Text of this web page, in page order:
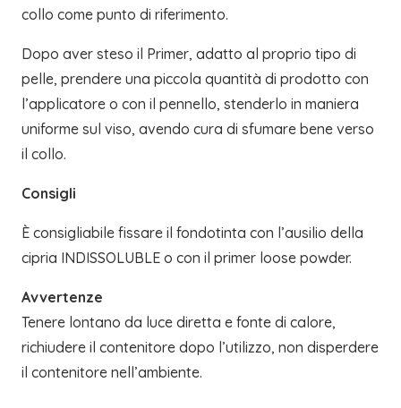
collo come punto di riferimento.
Dopo aver steso il Primer, adatto al proprio tipo di
pelle, prendere una piccola quantità di prodotto con
l’applicatore o con il pennello, stenderlo in maniera
uniforme sul viso, avendo cura di sfumare bene verso
il collo.
Consigli
È consigliabile fissare il fondotinta con l’ausilio della
cipria INDISSOLUBLE o con il primer loose powder.
Avvertenze
Tenere lontano da luce diretta e fonte di calore,
richiudere il contenitore dopo l’utilizzo, non disperdere
il contenitore nell’ambiente.